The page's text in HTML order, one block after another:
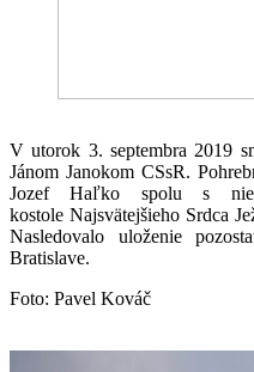
V utorok 3. septembra 2019
Jánom Janokom CSsR.
Jozef Haľko spolu s
kostole Najsvätejšieho Srdca
Nasledovalo uloženie
Bratislave.
Foto: Pavel Kováč